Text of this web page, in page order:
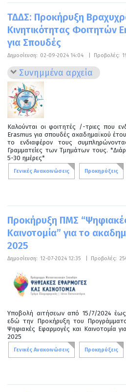
ΤΔΔΣ: Προκήρυξη
Kινητικότητας Φοιτητών
για Σπουδές
Δημοσίευση: 02-09-2024 14:04 Προβολές:
Συνημμένα αρχεία
Καλούνται οι φοιτητές /-τριες που
Erasmus για σπουδές ακαδημαϊκού
το ενδιαφέρον τους
Γραμματείες των Τμημάτων τους.
5-30 ημέρες*
Γενικές Ανακοινώσεις Προκηρύξεις
Προκήρυξη ΠΜΣ
Καινοτομία” για το
2025
Δημοσίευση: 12-07-2024 12:35 Προβολές:
Υποβολή αιτήσεων από 15/7/2024 έως
εδώ την Προκήρυξη του
Ψηφιακές Εφαρμογές και Καινοτομία
2025
Γενικές Ανακοινώσεις Προκηρύξεις